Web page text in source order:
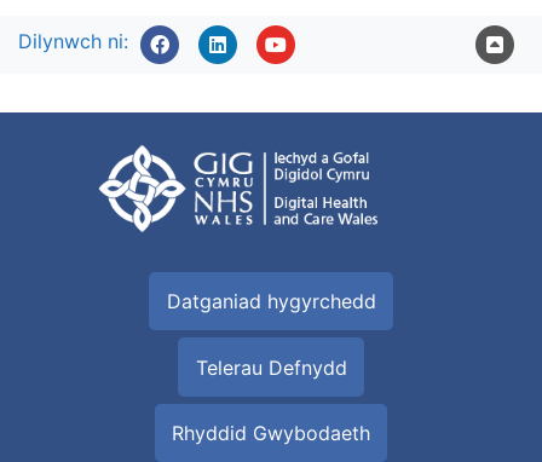
Dilynwch ni:
Datganiad hygyrchedd
Telerau Defnydd
Rhyddid Gwybodaeth